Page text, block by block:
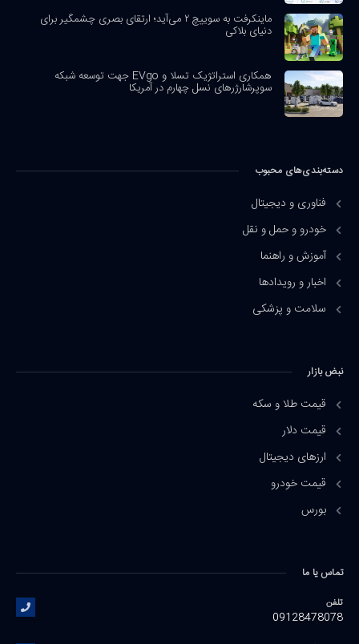
ماینکرفت به سوییچ ۲ می‌آید؛ ارتقای بصری چشمگیر برای
دنیای بلاکی
همکاری استراتژیک تسلا و EVgo جهت توسعه شبکه
سوپرشارژرهای نسل چهارم در آمریکا
دسته‌بندی‌های محبوب
فناوری و دیجیتال
خودرو و حمل و نقل
آموزش و راهنما
اخبار و رویدادها
سلامت و پزشکی
نبض بازار
قیمت طلا و سکه
قیمت دلار
ارزهای دیجیتال
قیمت خودرو
بورس
تماس یا ما
تلفن
09128478078